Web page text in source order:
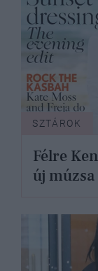
SZTÁROK
Félre
új múzsa